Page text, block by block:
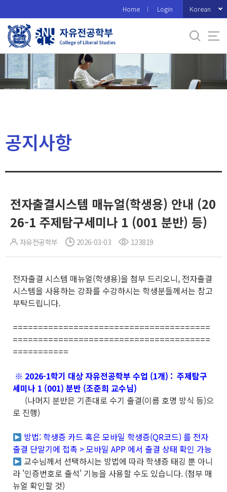
로
메
Home Login Korean
공지사항
전자출결시스템 매뉴얼(학생용) 안내 (20
26-1 주제탐구세미나 1 (001 분반) 등)
자유전공학부 2026-03-03 123819
전자출결 시스템 매뉴얼(학생용)을 첨부 드리오니, 전자출결
시스템을 사용하는 강좌를 수강하시는 학생분들께서는 참고
부탁드립니다.
=======================================
=======================================
===========
※ 2026-1학기 대상 자유전공학부 수업 (1개) : 주제탐구
세미나 1 (001) 분반 (조준희 교수님)
(나머지 분반은 기존대로 수기 출결(이름 호명 방식 등)으
로 진행)
방법: 학생증 카드 혹은 모바일 학생증(QR코드) 를 전자
출결 단말기에 접촉 > 모바일 APP 에서 출결 상태 확인 가능
교수님께서 선택하시는 방법에 따라 학생증 태깅 뿐 아니
라 '인증번호로 출석' 기능을 사용할 수도 있습니다. (첨부 매
뉴얼 확인할 것)